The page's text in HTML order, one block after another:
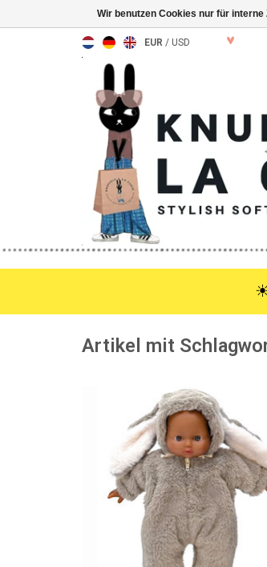
EUR / USD
Artikel mit
Zweiteiliges Hasenoutfit für die
aus der La Collection Babies von
ZUM WARENKORB HINZUFÜGEN
Wir benutzen Cookies nur für